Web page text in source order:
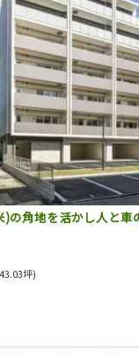
の角地を活かし人と車
坪)